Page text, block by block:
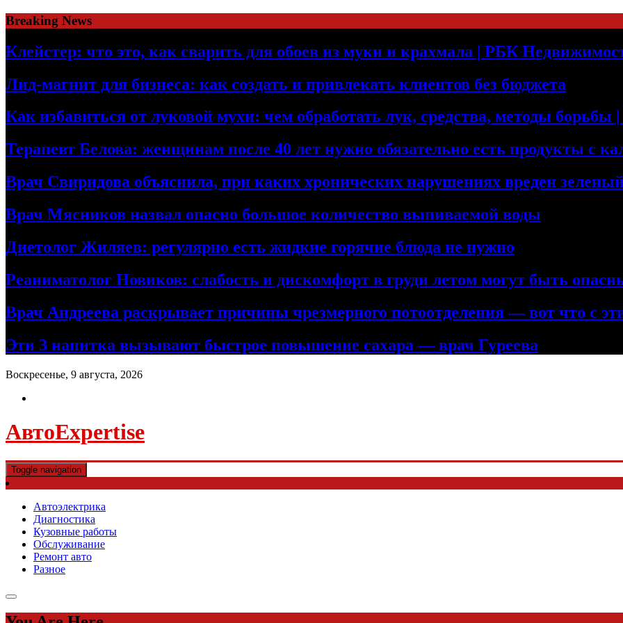
Skip
to
content
Breaking News
Клейстер: что это, как сварить для обоев из муки и крахмала | РБК
Лид-магнит для бизнеса: как создать и привлекать клиентов без бюджета
Как избавиться от луковой мухи: чем обработать лук, средства, методы
Терапевт Белова: женщинам после 40 лет нужно обязательно есть продукты с
Врач Свиридова объяснила, при каких хронических нарушениях вреден
Врач Мясников назвал опасно большое количество выпиваемой воды
Диетолог Жиляев: регулярно есть жидкие горячие блюда не нужно
Реаниматолог Новиков: слабость и дискомфорт в груди летом могут быть
Врач Андреева раскрывает причины чрезмерного потоотделения — вот что с
Эти 3 напитка вызывают быстрое повышение сахара — врач Гуреева
Воскресенье, 9 августа, 2026
АвтоExpertise
Toggle navigation
Автоэлектрика
Диагностика
Кузовные работы
Обслуживание
Ремонт авто
Разное